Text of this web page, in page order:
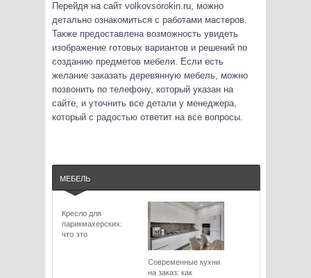
Перейдя на сайт volkovsorokin.ru, можно
детально ознакомиться с работами мастеров.
Также предоставлена возможность увидеть
изображение готовых вариантов и решений по
созданию предметов мебели. Если есть
желание заказать деревянную мебель, можно
позвонить по телефону, который указан на
сайте, и уточнить все детали у менеджера,
который с радостью ответит на все вопросы.
МЕБЕЛЬ
Кресло для
парикмахерских:
что это
Современные кухни
на заказ: как